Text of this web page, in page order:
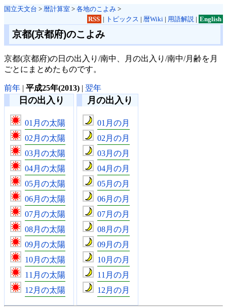
国立天文台 > 暦計算室 > 各地のこよみ >
RSS | トピックス | 暦Wiki| 用語解説| English
京都(京都府)のこよみ
京都(京都府)の日の出入り/南中、月の出入り/南中/月齢を月
ごとにまとめたものです。
前年 | 平成25年(2013) | 翌年
日の出入り
01月の太陽
02月の太陽
03月の太陽
04月の太陽
05月の太陽
06月の太陽
07月の太陽
08月の太陽
09月の太陽
10月の太陽
11月の太陽
12月の太陽
月の出入り
01月の月
02月の月
03月の月
04月の月
05月の月
06月の月
07月の月
08月の月
09月の月
10月の月
11月の月
12月の月